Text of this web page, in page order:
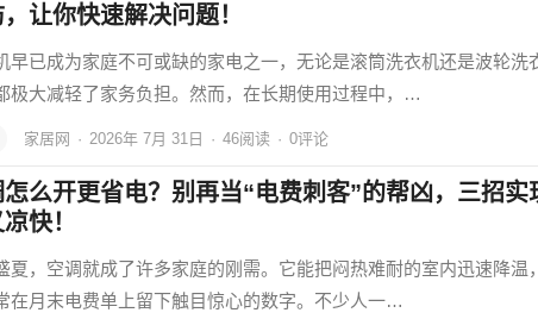
让你快速解决问题！
早已成为家庭不可或缺的家电之一，无论是滚筒洗衣机还是波轮洗
极大减轻了家务负担。然而，在长期使用过程中，…
家居网 · 2026年 7月 31日 · 46阅读 · 0评论
怎么开更省电？别再当“电费刺客”的帮凶，三招实
快！
夏，空调就成了许多家庭的刚需。它能把闷热难耐的室内迅速降温
在月末电费单上留下触目惊心的数字。不少人一…